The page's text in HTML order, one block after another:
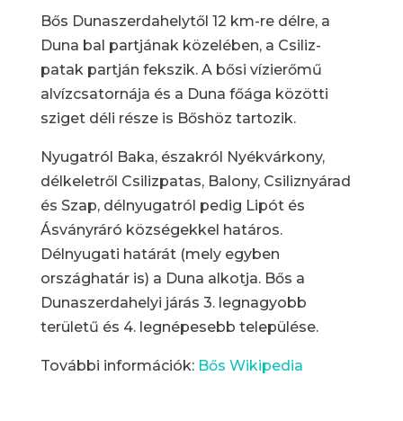
Bős Dunaszerdahelytől 12 km-re délre, a
Duna bal partjának közelében, a Csiliz-
patak partján fekszik. A bősi vízierőmű
alvízcsatornája és a Duna főága közötti
sziget déli része is Bőshöz tartozik.
Nyugatról Baka, északról Nyékvárkony,
délkeletről Csilizpatas, Balony, Csiliznyárad
és Szap, délnyugatról pedig Lipót és
Ásványráró községekkel határos.
Délnyugati határát (mely egyben
országhatár is) a Duna alkotja. Bős a
Dunaszerdahelyi járás 3. legnagyobb
területű és 4. legnépesebb települése.
További információk: Bős Wikipedia